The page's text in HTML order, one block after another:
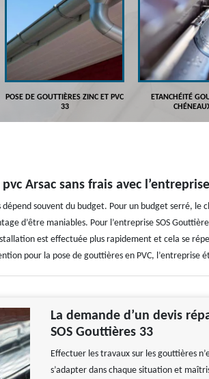
POSE DE GOUTTIÈRES ZINC ET PVC
33
ETANCHÉITÉ
Arsac sans frais avec
souvent du budget. Pour un budget serré, le
d’être maniables. Pour l’entreprise SOS
est effectuée plus rapidement et cela se
pour la pose de gouttières en PVC, l’entreprise
La demande d’un devis
SOS Gouttières 33
Effectuer les travaux sur les gouttières
s’adapter dans chaque situation et